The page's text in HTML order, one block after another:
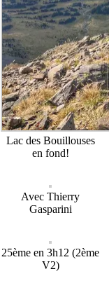
Lac des Bouillouses
en fond!
Avec Thierry
Gasparini
25ème en 3h12 (2ème
V2)